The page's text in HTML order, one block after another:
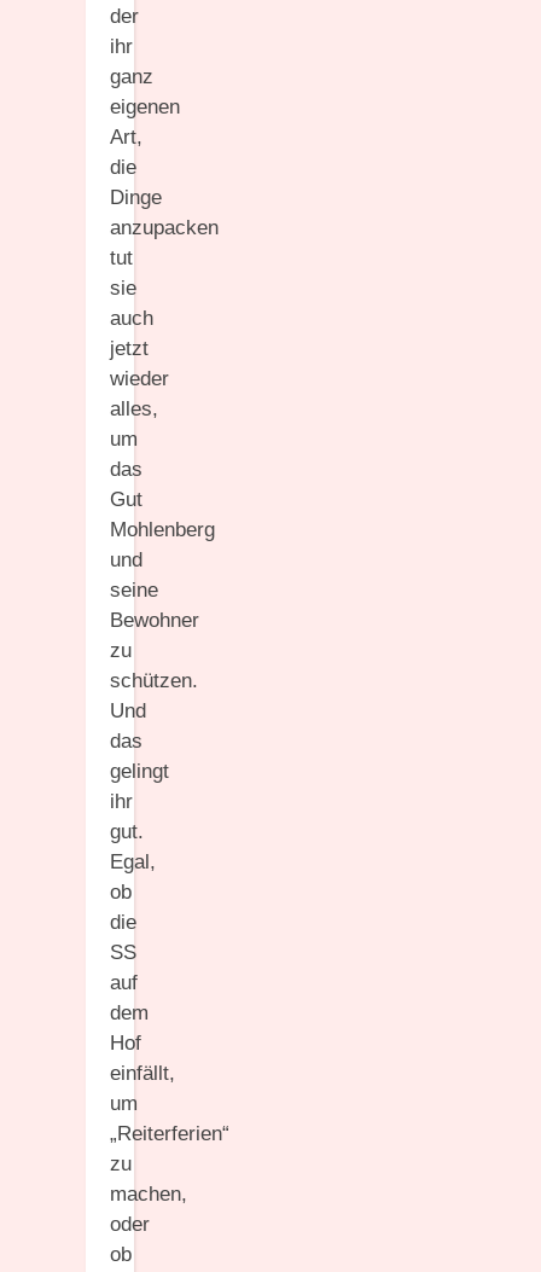
der
ihr
ganz
eigenen
Art,
die
Dinge
anzupacken
tut
sie
auch
jetzt
wieder
alles,
um
das
Gut
Mohlenberg
und
seine
Bewohner
zu
schützen.
Und
das
gelingt
ihr
gut.
Egal,
ob
die
SS
auf
dem
Hof
einfällt,
um
„Reiterferien“
zu
machen,
oder
ob